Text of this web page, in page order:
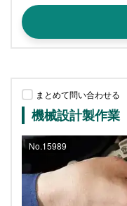
まとめて問い合わせる
機械設計製作業
No.15989